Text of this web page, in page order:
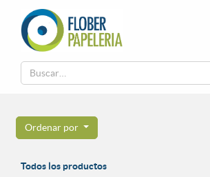
Ordenar por
Todos los productos